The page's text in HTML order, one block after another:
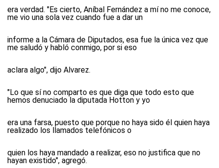
era verdad. "Es cierto, Aníbal Fernández a mí no me conoce,
me vio una sola vez cuando fue a dar un
informe a la Cámara de Diputados, esa fue la única vez que
me saludó y habló conmigo, por si eso
aclara algo", dijo Alvarez.
"Lo que sí no comparto es que diga que todo esto que
hemos denuciado la diputada Hotton y yo
era una farsa, puesto que porque no haya sido él quien haya
realizado los llamados telefónicos o
quien los haya mandado a realizar, eso no justifica que no
hayan existido", agregó.